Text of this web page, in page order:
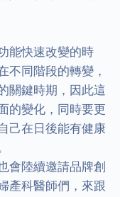
能快速改變的時
不同階段的轉變，
關鍵時期，因此這
的變化，同時要更
己在日後能有健康
會陸續邀請品牌創
產科醫師們，來跟